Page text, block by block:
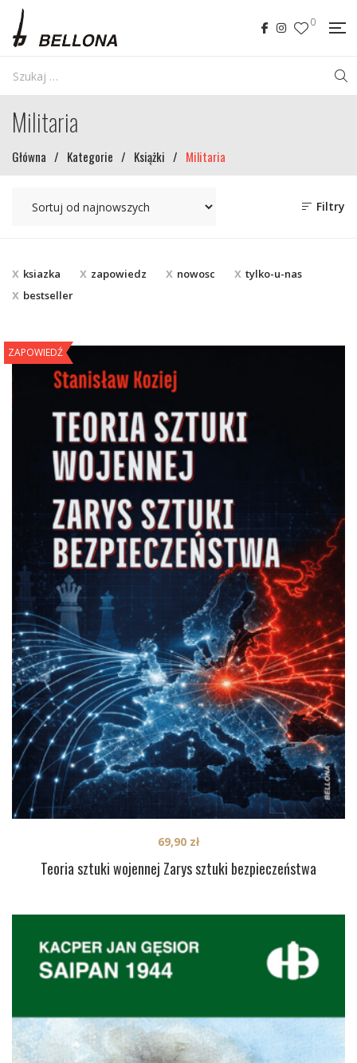
0
Militaria
Główna / Kategorie / Książki / Militaria
Filtry
ksiazka zapowiedz nowosc
tylko-u-nas
bestseller
ZAPOWIEDŹ
Teoria sztuki wojennej Zarys sztuki bezpieczeństwa
69,90 zł